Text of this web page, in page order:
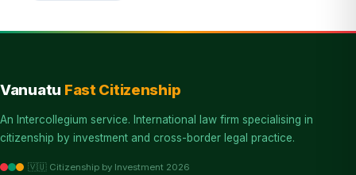
Vanuatu Fast Citizenship
An Intercollegium service. International law firm specialising in
citizenship by investment and cross-border legal practice.
🇻🇺 Citizenship by Investment 2026